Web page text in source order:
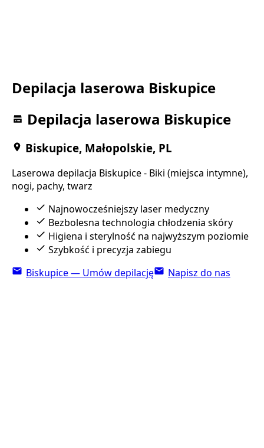
Depilacja laserowa Biskupice
Depilacja laserowa Biskupice
Biskupice, Małopolskie, PL
Laserowa depilacja Biskupice - Biki (miejsca intymne),
nogi, pachy, twarz
Najnowocześniejszy laser medyczny
Bezbolesna technologia chłodzenia skóry
Higiena i sterylność na najwyższym poziomie
Szybkość i precyzja zabiegu
Biskupice — Umów depilację
Napisz do nas